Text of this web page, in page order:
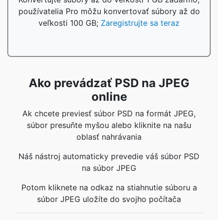
používatelia Pro môžu konvertovať súbory až do
veľkosti 100 GB; Zaregistrujte sa teraz
Ako prevádzať PSD na JPEG
online
Ak chcete previesť súbor PSD na formát JPEG,
súbor presuňte myšou alebo kliknite na našu
oblasť nahrávania
Náš nástroj automaticky prevedie váš súbor PSD
na súbor JPEG
Potom kliknete na odkaz na stiahnutie súboru a
súbor JPEG uložíte do svojho počítača